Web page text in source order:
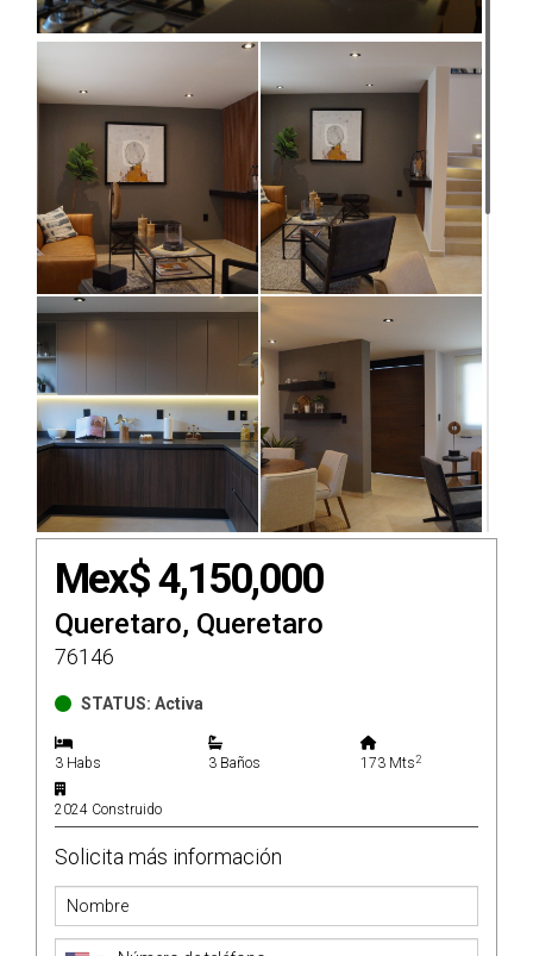
Mex$ 4,150,000
Queretaro, Queretaro
76146
STATUS: Activa
3 Habs 3 Baños 173 Mts2
2024 Construido
Solicita más información